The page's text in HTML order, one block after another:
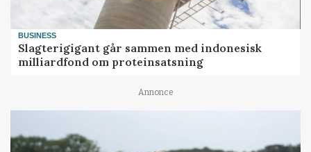
BUSINESS
Slagterigigant går sammen med indonesisk
milliardfond om proteinsatsning
Annonce